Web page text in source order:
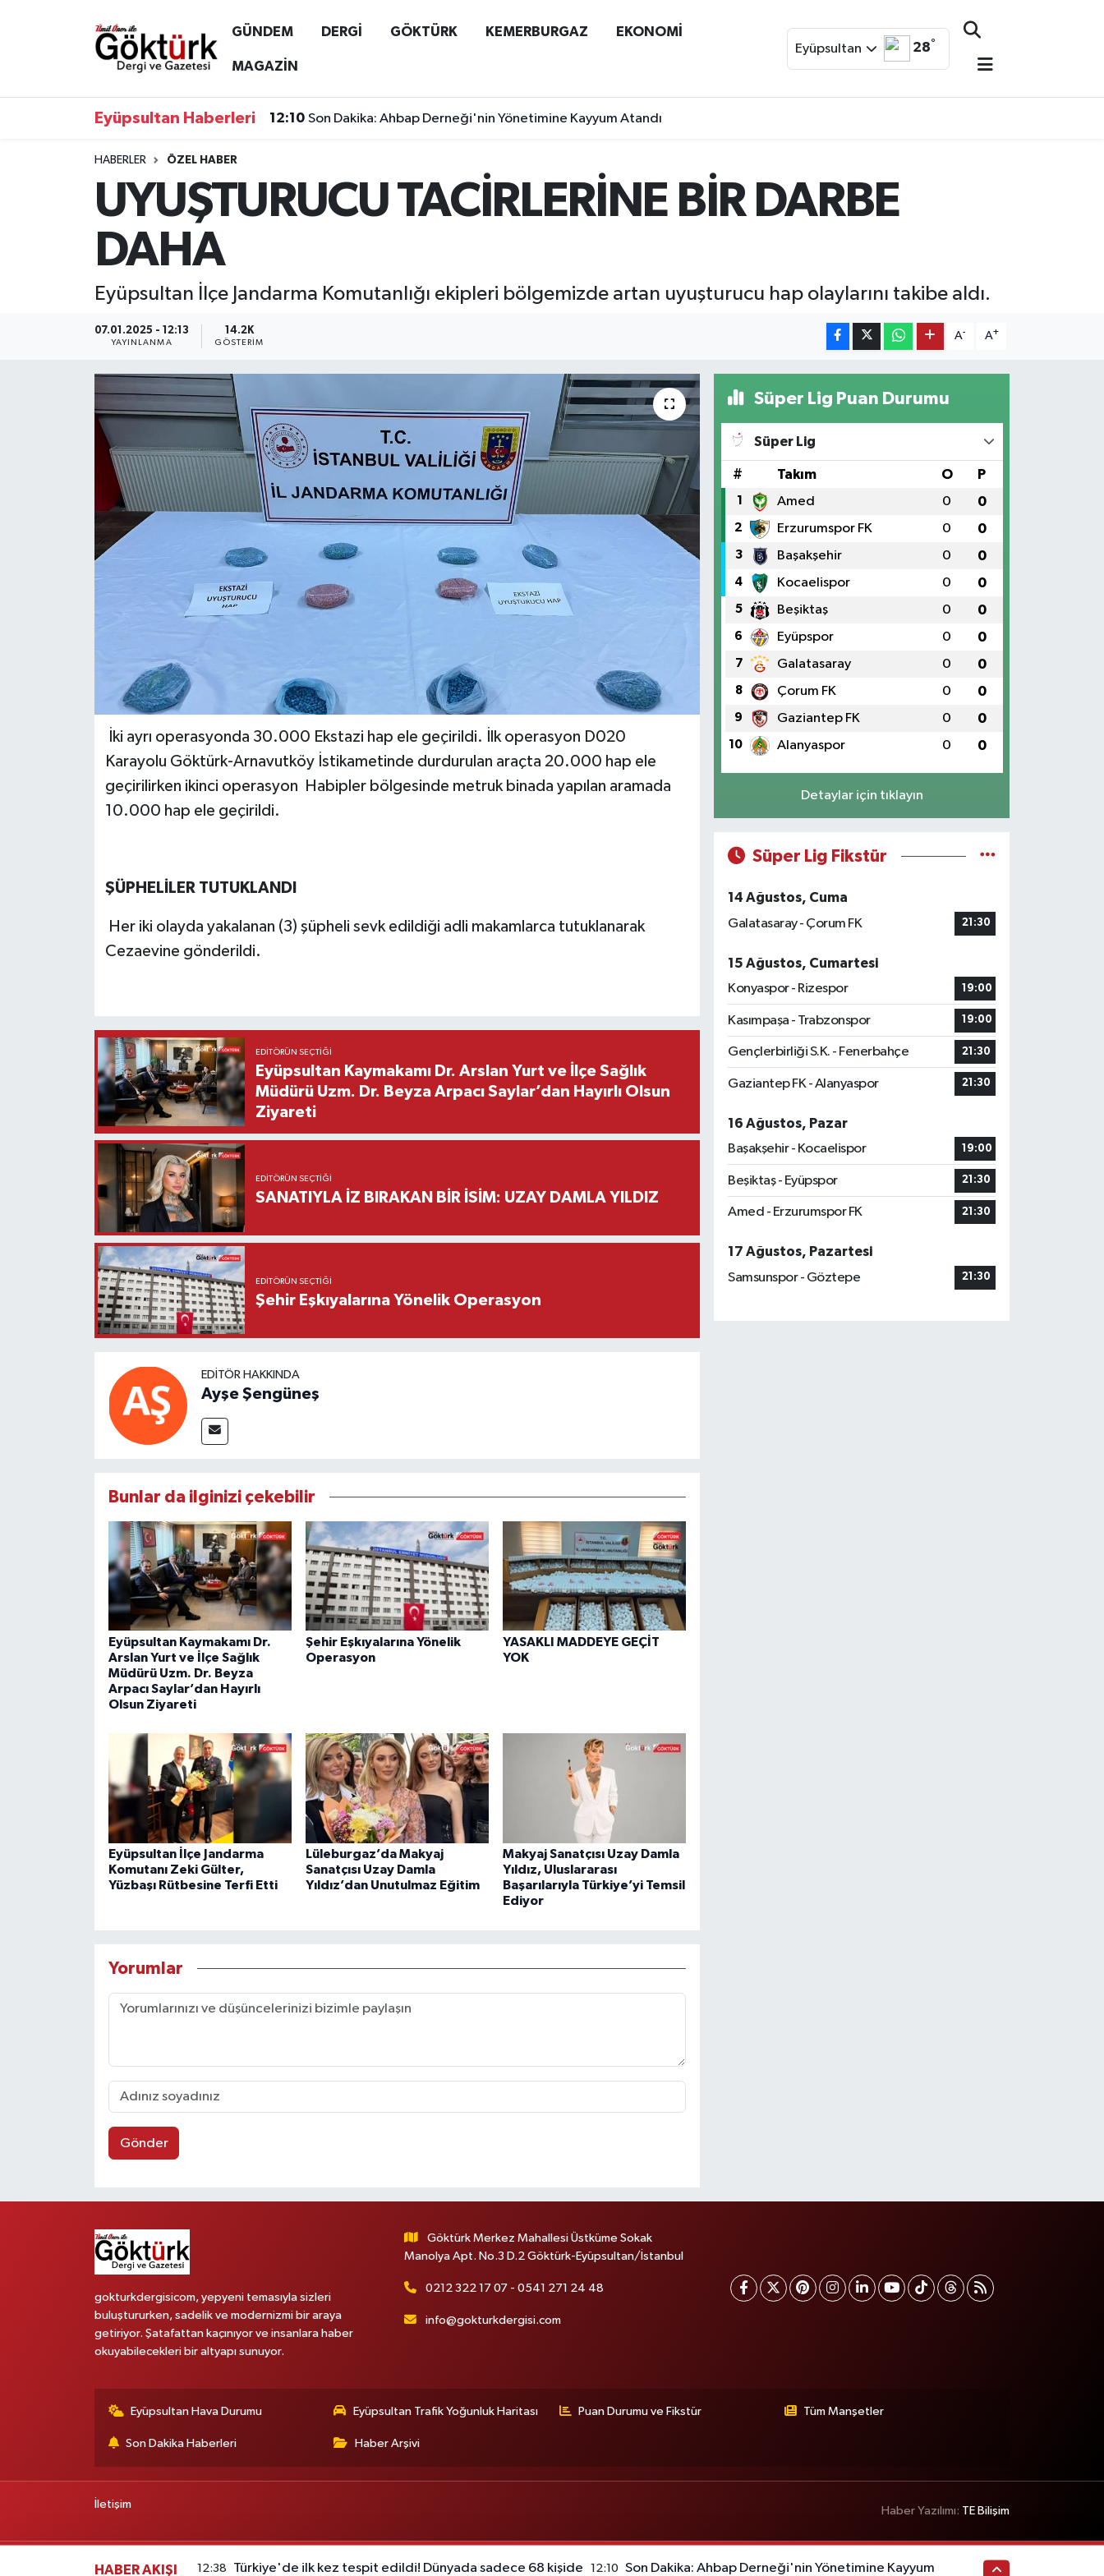
GÜNDEM DERGİ GÖKTÜRK KEMERBURGAZ EKONOMİ
MAGAZİN
Eyüpsultan 28°
Eyüpsultan Haberleri 12:10 Son Dakika: Ahbap Derneği'nin Yönetimine Kayyum Atandı
HABERLER ÖZEL HABER
UYUŞTURUCU TACİRLERİNE BİR DARBE
DAHA
Eyüpsultan İlçe Jandarma Komutanlığı ekipleri bölgemizde artan uyuşturucu hap olaylarını takibe aldı.
07.01.2025 - 12:13
YAYINLANMA
14.2K
GÖSTERIM
A- A+
İki ayrı operasyonda 30.000 Ekstazi hap ele geçirildi. İlk operasyon D020
Karayolu Göktürk-Arnavutköy İstikametinde durdurulan araçta 20.000 hap ele
geçirilirken ikinci operasyon Habipler bölgesinde metruk binada yapılan aramada
10.000 hap ele geçirildi.
ŞÜPHELİLER TUTUKLANDI
Her iki olayda yakalanan (3) şüpheli sevk edildiği adli makamlarca tutuklanarak
Cezaevine gönderildi.
EDITÖRÜN SEÇTIĞI
Eyüpsultan Kaymakamı Dr. Arslan Yurt ve İlçe Sağlık
Müdürü Uzm. Dr. Beyza Arpacı Saylar’dan Hayırlı Olsun
Ziyareti
EDITÖRÜN SEÇTIĞI
SANATIYLA İZ BIRAKAN BİR İSİM: UZAY DAMLA YILDIZ
EDITÖRÜN SEÇTIĞI
Şehir Eşkıyalarına Yönelik Operasyon
EDITÖR HAKKINDA
Ayşe Şengüneş
Bunlar da ilginizi çekebilir
Eyüpsultan Kaymakamı Dr.
Arslan Yurt ve İlçe Sağlık
Müdürü Uzm. Dr. Beyza
Arpacı Saylar’dan Hayırlı
Olsun Ziyareti
Şehir Eşkıyalarına Yönelik
Operasyon
YASAKLI MADDEYE GEÇİT
YOK
Eyüpsultan İlçe Jandarma
Komutanı Zeki Gülter,
Yüzbaşı Rütbesine Terfi Etti
Lüleburgaz’da Makyaj
Sanatçısı Uzay Damla
Yıldız’dan Unutulmaz Eğitim
Makyaj Sanatçısı Uzay Damla
Yıldız, Uluslararası
Başarılarıyla Türkiye’yi Temsil
Ediyor
Yorumlar
Gönder
Süper Lig Puan Durumu
Süper Lig
# Takım O P
1 Amed 0 0
2 Erzurumspor FK 0 0
3 Başakşehir 0 0
4 Kocaelispor 0 0
5 Beşiktaş 0 0
6 Eyüpspor 0 0
7 Galatasaray 0 0
8 Çorum FK 0 0
9 Gaziantep FK 0 0
10 Alanyaspor 0 0
Detaylar için tıklayın
Süper Lig Fikstür
14 Ağustos, Cuma
Galatasaray - Çorum FK
21:30
15 Ağustos, Cumartesi
Konyaspor - Rizespor
19:00
Kasımpaşa - Trabzonspor 19:00
Gençlerbirliği S.K. - Fenerbahçe 21:30
Gaziantep FK - Alanyaspor 21:30
16 Ağustos, Pazar
Başakşehir - Kocaelispor
19:00
Beşiktaş - Eyüpspor 21:30
Amed - Erzurumspor FK 21:30
17 Ağustos, Pazartesi
Samsunspor - Göztepe
21:30
gokturkdergisicom, yepyeni temasıyla sizleri
buluştururken, sadelik ve modernizmi bir araya
getiriyor. Şatafattan kaçınıyor ve insanlara haber
okuyabilecekleri bir altyapı sunuyor.
Göktürk Merkez Mahallesi Üstküme Sokak
Manolya Apt. No.3 D.2 Göktürk-Eyüpsultan/İstanbul
0212 322 17 07 - 0541 271 24 48
info@gokturkdergisi.com
Eyüpsultan Hava Durumu Eyüpsultan Trafik Yoğunluk Haritası Puan Durumu ve Fikstür Tüm Manşetler
Son Dakika Haberleri Haber Arşivi
İletişim
Haber Yazılımı: TE Bilişim
HABER AKIŞI 12:38 Türkiye'de ilk kez tespit edildi! Dünyada sadece 68 kişide 12:10 Son Dakika: Ahbap Derneği'nin Yönetimine Kayyum
Anne Çocuk
KEMERBURGAZ
KÜLTÜR - SANAT
ÖZEL HABER
SAĞLIK
Eyüpsultan Hava Durumu
Tüm Manşetler
Son Dakika Haberleri